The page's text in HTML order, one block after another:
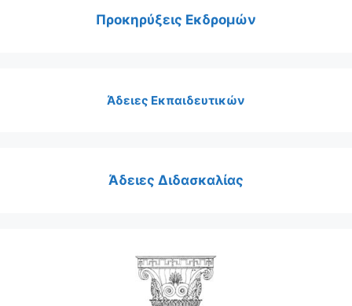
Προκηρύξεις Εκδρομών
Άδειες Εκπαιδευτικών
Άδειες Διδασκαλίας